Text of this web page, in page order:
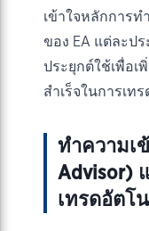
เข้าใจหลักการ
ของ EA แต่ละป
ประยุกต์ใช้เพื่อเ
สำเร็จในการเทร
ทำความเ
Advisor)
เทรดอัตโ